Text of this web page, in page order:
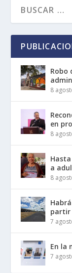
Robo
8
en
8
a
8
partir
7
En la
7